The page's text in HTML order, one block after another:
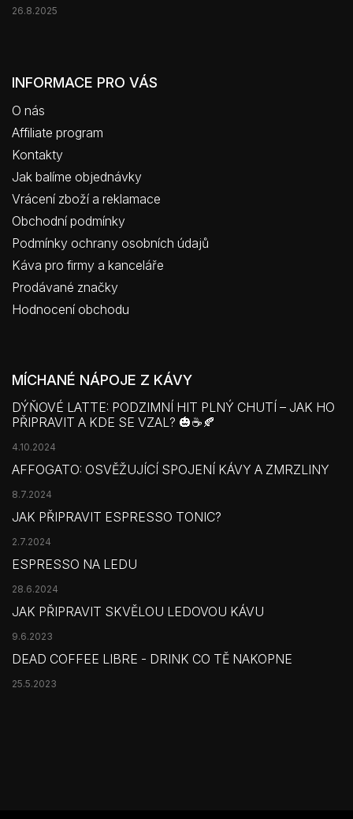
26.8.2025
INFORMACE PRO VÁS
O nás
Affiliate program
Kontakty
Jak balíme objednávky
Vrácení zboží a reklamace
Obchodní podmínky
Podmínky ochrany osobních údajů
Káva pro firmy a kanceláře
Prodávané značky
Hodnocení obchodu
MÍCHANÉ NÁPOJE Z KÁVY
DÝŇOVÉ LATTE: PODZIMNÍ HIT PLNÝ CHUTÍ – JAK HO
PŘIPRAVIT A KDE SE VZAL? 🎃☕🍂
4.10.2024
AFFOGATO: OSVĚŽUJÍCÍ SPOJENÍ KÁVY A ZMRZLINY
8.7.2024
JAK PŘIPRAVIT ESPRESSO TONIC?
2.7.2024
ESPRESSO NA LEDU
28.6.2024
JAK PŘIPRAVIT SKVĚLOU LEDOVOU KÁVU
9.6.2023
DEAD COFFEE LIBRE - DRINK CO TĚ NAKOPNE
25.5.2023